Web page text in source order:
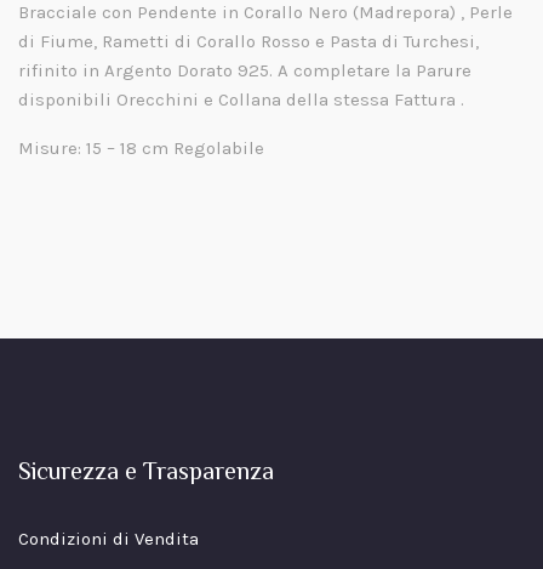
Bracciale con Pendente in Corallo Nero (Madrepora) , Perle
di Fiume, Rametti di Corallo Rosso e Pasta di Turchesi,
rifinito in Argento Dorato 925. A completare la Parure
disponibili Orecchini e Collana della stessa Fattura .
Misure: 15 – 18 cm Regolabile
Sicurezza e Trasparenza
Condizioni di Vendita